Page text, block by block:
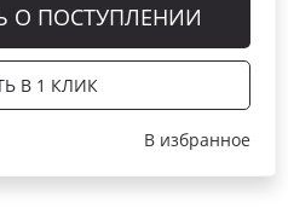
О ПОСТУПЛЕНИИ
В 1 КЛИК
В избранное